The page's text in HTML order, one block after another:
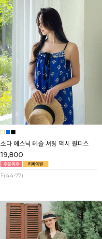
소다 에스닉 테슬 셔링 맥시 원피스
19,800
F(44-77)